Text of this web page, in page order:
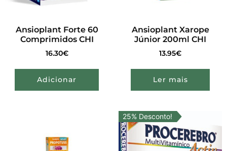
Ansioplant Forte 60
Comprimidos CHI
16.30€
Adicionar
Ansioplant Xarope
Júnior 200ml CHI
13.95€
Ler mais
25% Desconto!